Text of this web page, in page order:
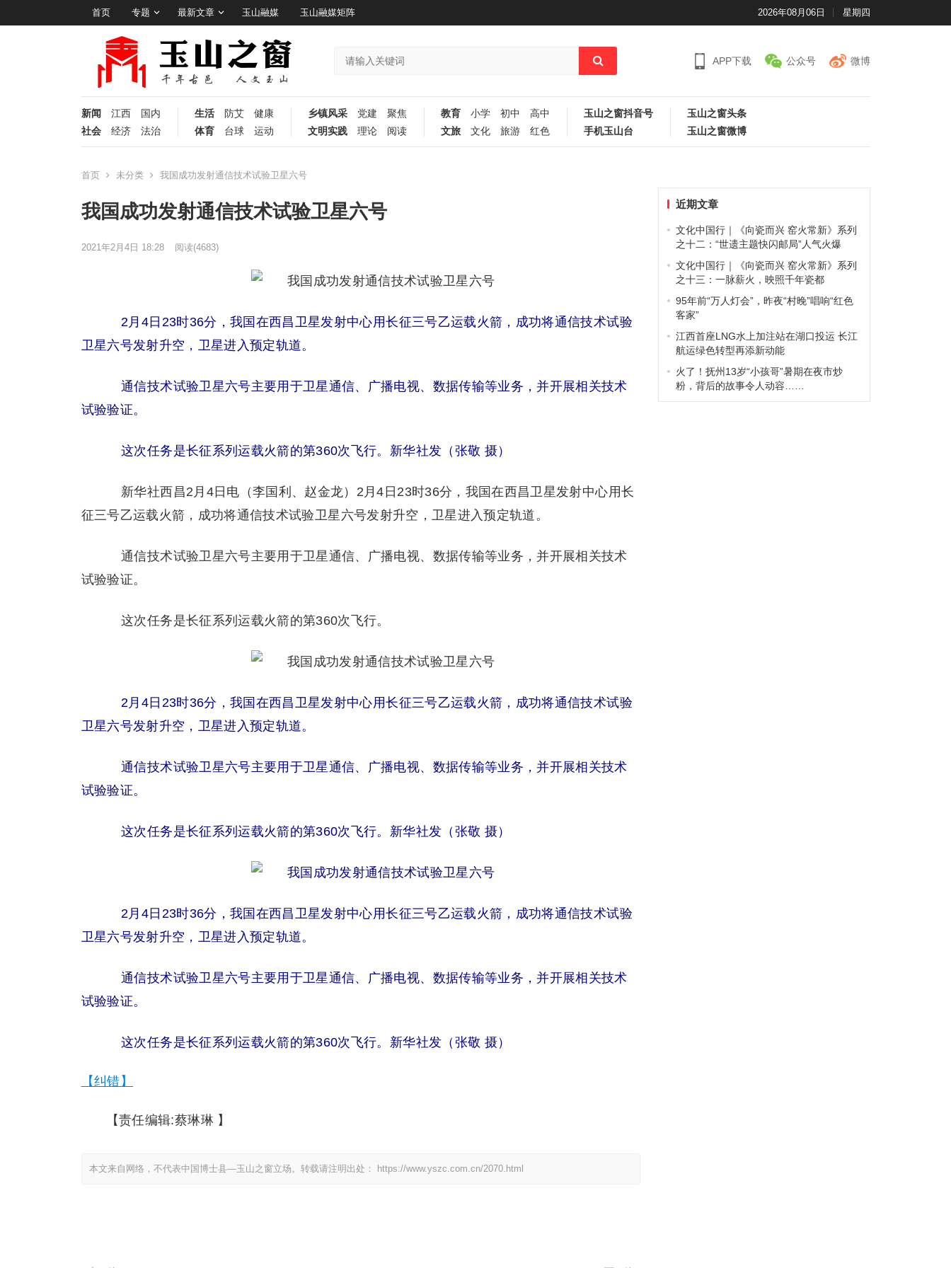
首页 专题 最新文章 玉山融媒 玉山融媒矩阵 2026年08月06日 星期四
APP下载 公众号 微博
新闻 江西
国内
社会
经济 法治
生活 防艾
健康
体育
台球 运动
乡镇风采 党建
聚焦
文明实践
理论 阅读
教育 小学 初中
高中
文旅
文化 旅游 红色
玉山之窗抖音号
手机玉山台
玉山之窗头条
玉山之窗微博
首页 未分类 我国成功发射通信技术试验卫星六号
我国成功发射通信技术试验卫星六号
2021年2月4日 18:28 阅读(4683)
2月4日23时36分，我国在西昌卫星发射中心用长征三号乙运载火箭，成功将通信技术试验
卫星六号发射升空，卫星进入预定轨道。
通信技术试验卫星六号主要用于卫星通信、广播电视、数据传输等业务，并开展相关技术
试验验证。
这次任务是长征系列运载火箭的第360次飞行。新华社发（张敬 摄）
新华社西昌2月4日电（李国利、赵金龙）2月4日23时36分，我国在西昌卫星发射中心用长
征三号乙运载火箭，成功将通信技术试验卫星六号发射升空，卫星进入预定轨道。
通信技术试验卫星六号主要用于卫星通信、广播电视、数据传输等业务，并开展相关技术
试验验证。
这次任务是长征系列运载火箭的第360次飞行。
2月4日23时36分，我国在西昌卫星发射中心用长征三号乙运载火箭，成功将通信技术试验
卫星六号发射升空，卫星进入预定轨道。
通信技术试验卫星六号主要用于卫星通信、广播电视、数据传输等业务，并开展相关技术
试验验证。
这次任务是长征系列运载火箭的第360次飞行。新华社发（张敬 摄）
2月4日23时36分，我国在西昌卫星发射中心用长征三号乙运载火箭，成功将通信技术试验
卫星六号发射升空，卫星进入预定轨道。
通信技术试验卫星六号主要用于卫星通信、广播电视、数据传输等业务，并开展相关技术
试验验证。
这次任务是长征系列运载火箭的第360次飞行。新华社发（张敬 摄）
【纠错】
【责任编辑:蔡琳琳 】
本文来自网络，不代表中国博士县—玉山之窗立场。转载请注明出处： https://www.yszc.com.cn/2070.html
近期文章
文化中国行｜《向瓷而兴 窑火常新》系列
之十二：“世遗主题快闪邮局”人气火爆
文化中国行｜《向瓷而兴 窑火常新》系列
之十三：一脉薪火，映照千年瓷都
95年前“万人灯会”，昨夜“村晚”唱响“红色
客家”
江西首座LNG水上加注站在湖口投运 长江
航运绿色转型再添新动能
火了！抚州13岁“小孩哥”暑期在夜市炒
粉，背后的故事令人动容……